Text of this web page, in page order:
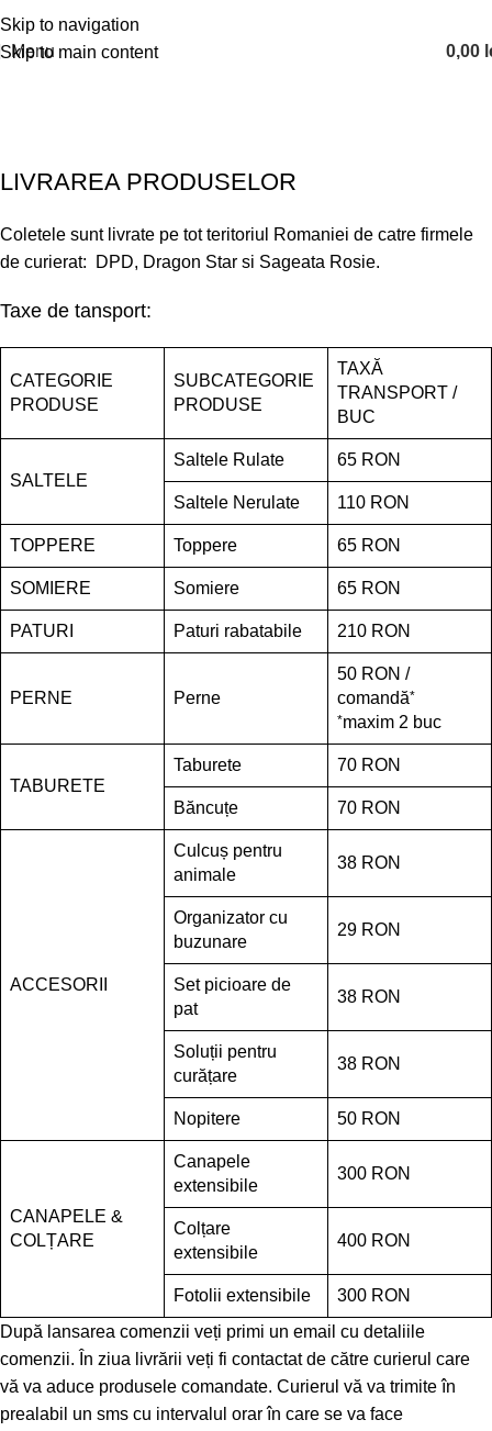
Skip to navigation
Skip to main content
Menu 0,00
LIVRAREA PRODUSELOR
Coletele sunt livrate pe tot teritoriul Romaniei de catre firmele
de curierat: DPD, Dragon Star si Sageata Rosie.
Taxe de tansport:
CATEGORIE
PRODUSE
SUBCATEGORIE
PRODUSE
TAXĂ
TRANSPORT /
BUC
SALTELE
Saltele Rulate 65 RON
Saltele Nerulate 110 RON
TOPPERE Toppere 65 RON
SOMIERE Somiere 65 RON
PATURI Paturi rabatabile 210 RON
PERNE Perne
50 RON /
comandă*
*maxim 2 buc
TABURETE
Taburete 70 RON
Băncuțe 70 RON
ACCESORII
Culcuș pentru
animale
38 RON
Organizator cu
buzunare
29 RON
Set picioare de
pat
38 RON
Soluții pentru
curățare
38 RON
Nopitere 50 RON
CANAPELE &
COLȚARE
Canapele
extensibile
300 RON
Colțare
extensibile
400 RON
Fotolii extensibile
300 RON
După lansarea comenzii veți primi un email cu detaliile
comenzii. În ziua livrării veți fi contactat de către curierul care
vă va aduce produsele comandate. Curierul vă va trimite în
prealabil un sms cu intervalul orar în care se va face